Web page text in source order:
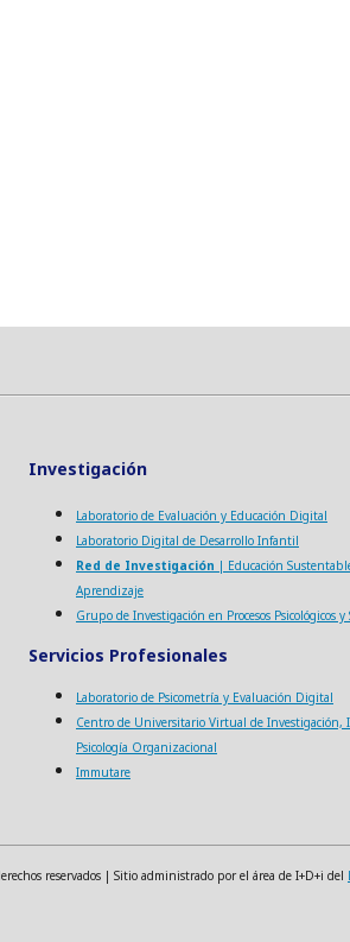
Investigación
Laboratorio de Evaluación y Educación Digital
Laboratorio Digital de Desarrollo Infantil
Red de Investigación | Educación
Aprendizaje
Grupo de Investigación en Procesos Psicológicos y
Servicios Profesionales
Laboratorio de Psicometría y Evaluación Digital
Centro de Universitario Virtual de Investigación,
Psicología Organizacional
Immutare
reservados | Sitio administrado por el área de I+D+i del